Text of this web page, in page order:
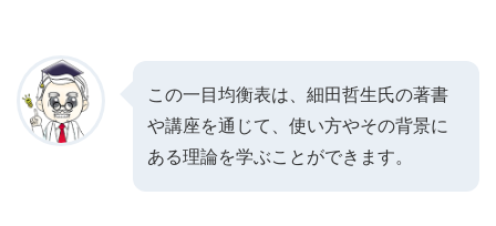
この一目均衡表は、細田哲生氏の著書
や講座を通じて、使い方やその背景に
ある理論を学ぶことができます。